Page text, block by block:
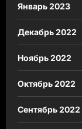
Январь 2023
Декабрь 2022
Ноябрь 2022
Октябрь 2022
Сентябрь 2022